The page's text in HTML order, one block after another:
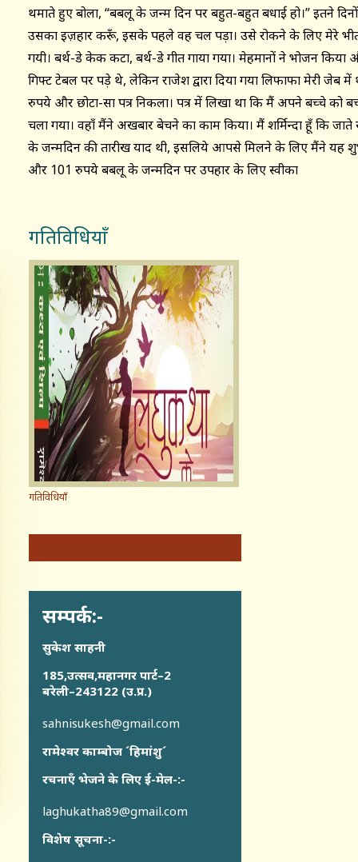
थमाते हुए बोला, “बबलू के जन्म दिन पर बहुत-बहुत बधाई हो।” इतने
उसका इज़हार करूँ, इसके पहले वह चल पड़ा। उसे रोकने के लिए मेरे
गयी। बर्थ-डे केक कटा, बर्थ-डे गीत गाया गया। मेहमानों ने भोजन
गिफ्ट टेबल पर पड़े थे, लेकिन राजेश द्वारा दिया गया लिफाफा मेरी जेब
रुपये और छोटा-सा पत्र निकला। पत्र में लिखा था कि मैं अपने बच्चे को
चला गया। वहाँ मैंने अखबार बेचने का काम किया। मैं शर्मिन्दा हूँ कि
के जन्मदिन की तारीख याद थी, इसलिये आपसे मिलने के लिए मैंने यह
और 101 रुपये बबलू के जन्मदिन पर उपहार के लिए स्वीका
गतिविधियाँ
गतिविधियाँ
सम्पर्क:-
सुकेश साहनी
185,उत्सव,महानगर पार्ट–2
बरेली–243122 (उ.प्र.)
sahnisukesh@gmail.com
रामेश्वर काम्बोज ´हिमांशु´
रचनाएँ भेजने के लिए ई-मेल-:-
laghukatha89@gmail.com
विशेष सूचना-:-